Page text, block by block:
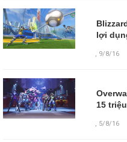
lợi
, 9/8/16
15
, 5/8/16